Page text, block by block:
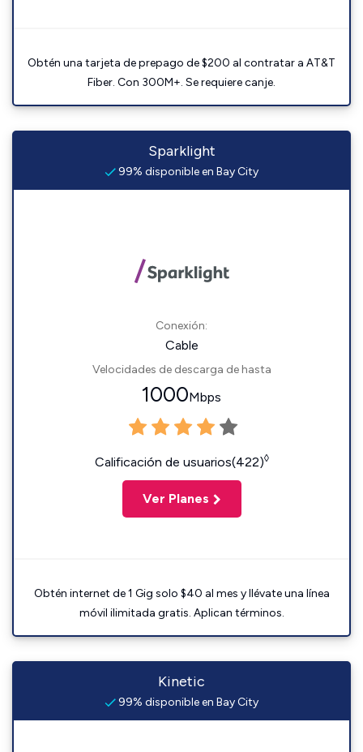
Obtén una tarjeta de prepago de $200 al contratar a AT&T
Fiber. Con 300M+. Se requiere canje.
Sparklight
99% disponible en Bay City
Conexión:
Cable
Velocidades de descarga de hasta
1000Mbps
Calificación de usuarios(422)◊
Ver Planes
Obtén internet de 1 Gig solo $40 al mes y llévate una línea
móvil ilimitada gratis. Aplican términos.
Kinetic
99% disponible en Bay City